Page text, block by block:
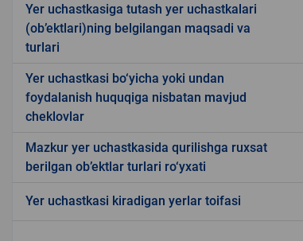
Yer uchastkasiga tutash yer uchastkalari
(ob’ektlari)ning belgilangan maqsadi va
turlari
Yer uchastkasi bo‘yicha yoki undan
foydalanish huquqiga nisbatan mavjud
cheklovlar
Mazkur yer uchastkasida qurilishga ruxsat
berilgan ob’ektlar turlari ro‘yxati
Yer uchastkasi kiradigan yerlar toifasi